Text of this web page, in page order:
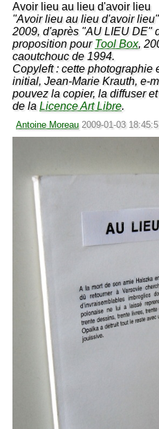
Avoir lieu au lieu d'avoir lieu
"Avoir lieu au lieu d'avoir
2009, d'après "AU LIEU DE"
proposition pour Tool Box,
caoutchouc de 1994.
Copyleft : cette photographie
initial, Jean-Marie Krauth, e-
pouvez la copier, la diffuser
de laLicence Art Libre.
Antoine Moreau 2009-01-03